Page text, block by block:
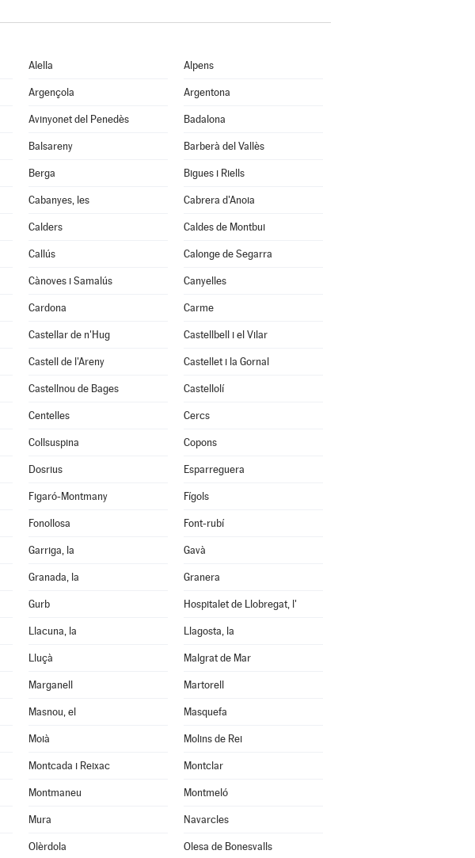
Alella Alpens
Argençola Argentona
Avinyonet del Penedès Badalona
Balsareny Barberà del Vallès
Berga Bigues i Riells
Cabanyes, les Cabrera d'Anoia
Calders Caldes de Montbui
Callús Calonge de Segarra
Cànoves i Samalús Canyelles
Cardona Carme
Castellar de n'Hug Castellbell i el Vilar
Castell de l'Areny Castellet i la Gornal
Castellnou de Bages Castellolí
Centelles Cercs
Collsuspina Copons
Dosrius Esparreguera
Figaró-Montmany Fígols
Fonollosa Font-rubí
Garriga, la Gavà
Granada, la Granera
Gurb Hospitalet de Llobregat, l'
Llacuna, la Llagosta, la
Lluçà Malgrat de Mar
Marganell Martorell
Masnou, el Masquefa
Moià Molins de Rei
Montcada i Reixac Montclar
Montmaneu Montmeló
Mura Navarcles
Olèrdola Olesa de Bonesvalls